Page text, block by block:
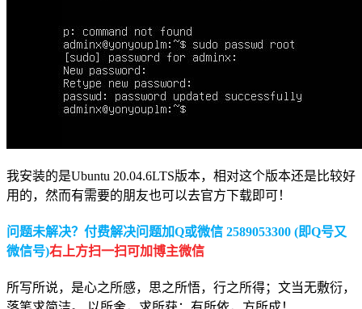
我安装的是Ubuntu 20.04.6LTS版本，相对这个版本还是比较好
用的，然而有需要的朋友也可以去官方下载即可！
问题未解决？付费解决问题加Q或微信 2589053300 (即Q号又
微信号)右上方扫一扫可加博主微信
所写所说，是心之所感，思之所悟，行之所得；文当无敷衍，